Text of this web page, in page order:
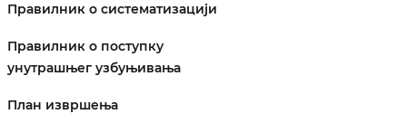
Правилник о систематизацији
Правилник о поступку
унутрашњег узбуњивања
План извршења